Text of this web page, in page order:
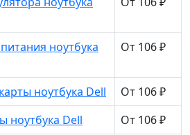
ноутбука
От 106 ₽
ноутбука Dell
От 106 ₽
ноутбука Dell
От 106 ₽